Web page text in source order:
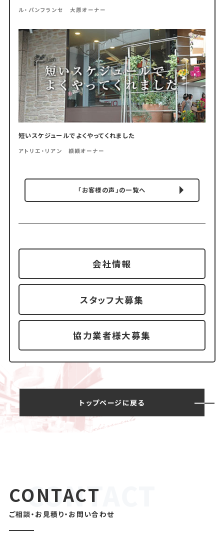
ル・パンフランセ 大原オーナー
短いスケジュールでよくやってくれました
アトリエ・リアン 纐纈オーナー
「お客様の声」の一覧へ
会社情報
スタッフ大募集
協力業者様大募集
トップページに戻る
CONTACT
ご相談・お見積り・お問い合わせ